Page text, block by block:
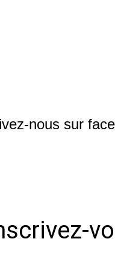
nous sur